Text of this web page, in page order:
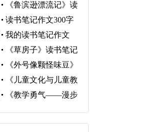
《鲁滨逊漂流记》读
书笔记
读书笔记作文300字
我的读书笔记作文
300字
《草房子》读书笔记
《外号像颗怪味豆》
读书笔记
《儿童文化与儿童教
育》读书笔记
《教学勇气――漫步